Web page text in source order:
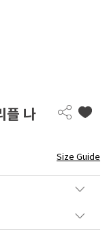
플 나
Size Guide